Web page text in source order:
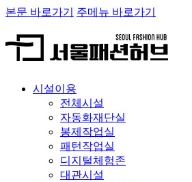
본문 바로가기 주메뉴 바로가기
시설이용
전체시설
자동화재단실
봉제작업실
패턴작업실
디지털체험존
대관시설